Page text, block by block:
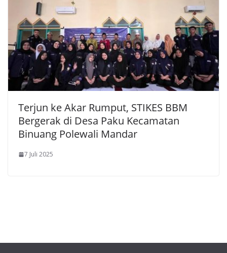
Terjun ke Akar Rumput, STIKES BBM
Bergerak di Desa Paku Kecamatan
Binuang Polewali Mandar
7 Juli 2025